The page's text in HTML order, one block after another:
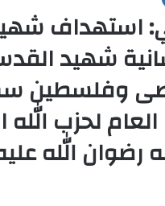
استهداف
شهيد
وفلسطين
العام لحزب
رضوان الله